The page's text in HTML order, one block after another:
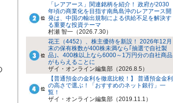
「レアアース」関連銘柄を紹介！ 政府が2030
年頃の商業化を目指す南鳥島沖のレアアース開
発は、中国の輸出規制による供給不足を解決す
る重要な投資テーマ
村瀬 智一（2026.7.30）
花王（4452）、株主優待を新設！ 2026年12月
末の保有株数が400株未満なら｢抽選で自社製
品｣、400株以上なら6000～1万円分の自社商品
がもらえることに
ザイ・オンライン編集部（2026.8.5）
【普通預金の金利を徹底比較！】 普通預金金利
の高さで選ぶ！「おすすめのネット銀行」一
覧！
ザイ・オンライン編集部（2019.11.1）